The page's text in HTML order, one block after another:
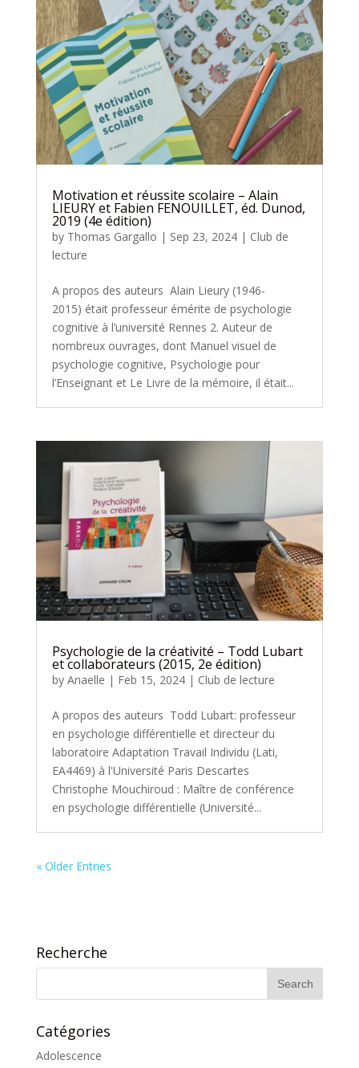
Motivation et réussite scolaire – Alain
LIEURY et Fabien FENOUILLET, éd. Dunod,
2019 (4e édition)
by Thomas Gargallo | Sep 23, 2024| Club de
lecture
A propos des auteurs Alain Lieury (1946-
2015) était professeur émérite de psychologie
cognitive à l’université Rennes 2. Auteur de
nombreux ouvrages, dont Manuel visuel de
psychologie cognitive, Psychologie pour
l’Enseignant et Le Livre de la mémoire, il était...
Psychologie de la créativité – Todd Lubart
et collaborateurs (2015, 2e édition)
by Anaelle | Feb 15, 2024| Club de lecture
A propos des auteurs Todd Lubart: professeur
en psychologie différentielle et directeur du
laboratoire Adaptation Travail Individu (Lati,
EA4469) à l'Université Paris Descartes
Christophe Mouchiroud : Maître de conférence
en psychologie différentielle (Université...
« Older Entries
Recherche
Catégories
Adolescence